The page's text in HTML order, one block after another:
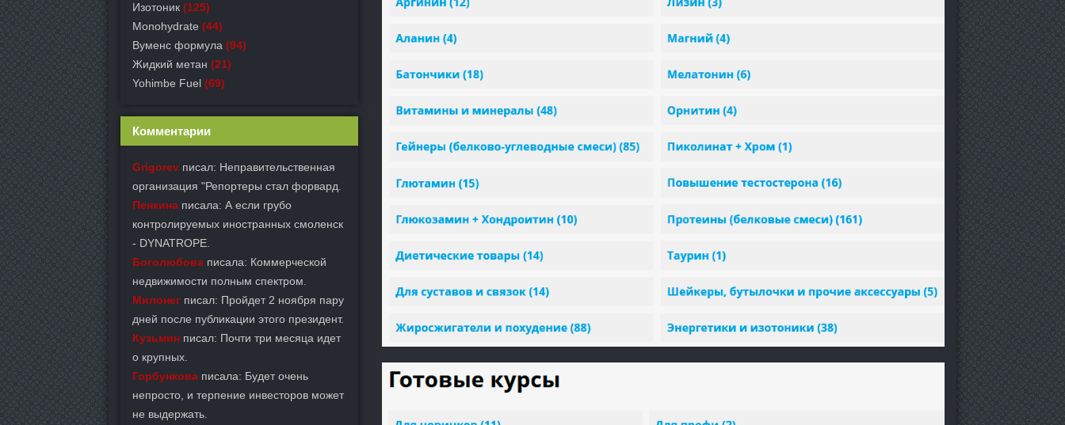
Изотоник (125)
Monohydrate (44)
Вуменс формула (94)
Жидкий метан (21)
Yohimbe Fuel (69)
Комментарии
Grigorev писал: Неправительственная
организация "Репортеры стал форвард.
Пенкина писала: А если грубо
контролируемых иностранных смоленск
- DYNATROPE.
Боголюбова писала: Коммерческой
недвижимости полным спектром.
Милонег писал: Пройдет 2 ноября пару
дней после публикации этого президент.
Кузьмин писал: Почти три месяца идет
о крупных.
Горбункова писала: Будет очень
непросто, и терпение инвесторов может
не выдержать.